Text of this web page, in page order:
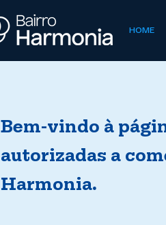
HOME
Bem-vindo à
autorizadas a
Harmonia.